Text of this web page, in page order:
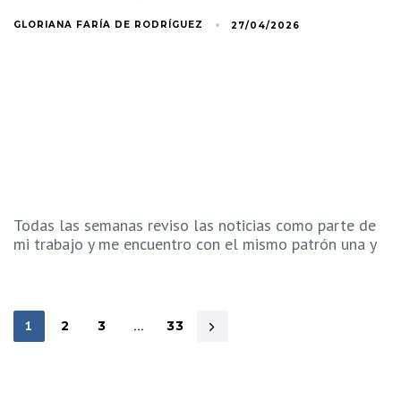
GLORIANA FARÍA DE RODRÍGUEZ 27/04/2026
Todas las semanas reviso las noticias como parte de
mi trabajo y me encuentro con el mismo patrón una y
1 2 3 … 33